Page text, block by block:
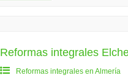
Reformas integrales
Reformas integrales en Almería